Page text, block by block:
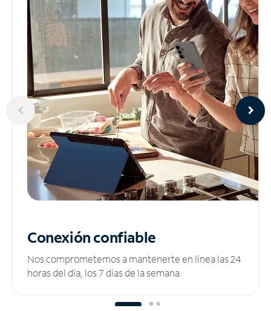
Conexión confiable
Nos comprometemos a mantenerte en línea las 24
horas del día, los 7 días de la semana.